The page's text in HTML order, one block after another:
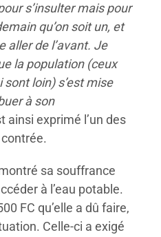
s’insulter mais pour
qu’on soit un, et
aller de l’avant. Je
la population (ceux
loin) s’est mise
à son
ainsi exprimé l’un des
sa souffrance
à l’eau potable.
FC qu’elle a dû faire,
Celle-ci a exigé